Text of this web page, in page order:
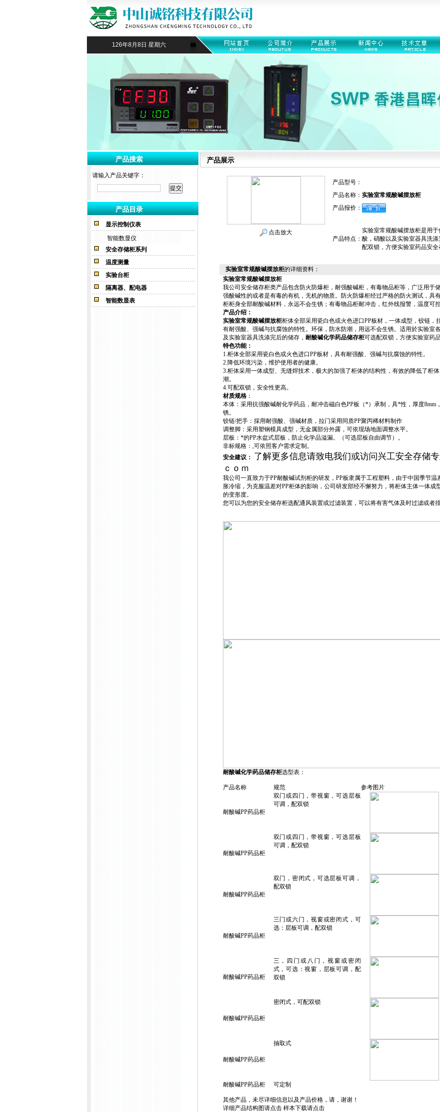
126年8月8日 星期六
产品搜索
请输入产品关键字：
产品目录
显示控制仪表
智能数显仪
安全存储柜系列
温度测量
实验台柜
隔离器、配电器
智能数显表
产品展示
点击放大
产品型号：
产品名称： 实验室常规酸碱摆放柜
产品报价：
产品特点：
实验室常规酸碱摆放柜是用
酸，硝酸以及实验室器具洗
配双锁，方便实验室药品安
实验室常规酸碱摆放柜的详细资料：
实验室常规酸碱摆放柜
我公司安全储存柜类产品包含防火防爆柜，耐强酸碱柜，有毒物品柜等，广泛用于
强酸碱性的或者是有毒的有机，无机的物质。防火防爆柜经过严格的防火测试，具
柜柜身全部耐酸碱材料，永远不会生锈；有毒物品柜耐冲击，红外线报警，温度可
产品介绍：
实验室常规酸碱摆放柜柜体全部采用瓷白色或火色进口PP板材，一体成型，铰链，
有耐强酸、强碱与抗腐蚀的特性。环保，防水防潮，用远不会生锈。适用於实验室
及实验室器具洗涤完后的储存， 耐酸碱化学药品储存柜可选配双锁，方便实验室药
特色功能：
1.柜体全部采用瓷白色或火色进口PP板材，具有耐强酸、强碱与抗腐蚀的特性。
2.降低环境污染，维护使用者的健康。
3.柜体采用一体成型、无缝焊技术，极大的加强了柜体的结构性，有效的降低了柜
潮。
4.可配双锁，安全性更高。
材质规格：
本体：采用抗强酸碱耐化学药品，耐冲击磁白色PP板（*）承制，具*性，厚度
锈。
铰链/把手：採用耐强酸、强碱材质，拉门采用同质PP聚丙稀材料制作
调整脚：采用塑钢模具成型，无金属部分外露，可依现场地面调整水平。
层板：*的PP水盆式层板，防止化学品溢漏。（可选层板自由调节） 。
非标规格：,可依照客户需求定制。
安全建议： 了解更多信息请致电我们或访问兴工安全存储
ｃｏｍ
我公司一直致力于PP耐酸碱试剂柜的研发，PP板隶属于工程塑料，由于中国季节
胀冷缩，为克服温差对PP柜体的影响，公司研发部经不懈努力，将柜体主体一体成
的变形度。
您可以为您的安全储存柜选配通风装置或过滤装置，可以将有害气体及时过滤或者
耐酸碱化学药品储存柜选型表：
产品名称 规范 参考图片
耐酸碱PP药品柜
双门或四门，带视窗，可选层板
可调，配双锁
耐酸碱PP药品柜
双门或四门，带视窗，可选层板
可调，配双锁
耐酸碱PP药品柜
双门，密闭式，可选层板可调，
配双锁
耐酸碱PP药品柜
三门或六门，视窗或密闭式，可
选：层板可调，配双锁
耐酸碱PP药品柜
三，四门或八门，视窗或密闭
式，可选：视窗，层板可调，配
双锁
耐酸碱PP药品柜
密闭式，可配双锁
耐酸碱PP药品柜
抽取式
耐酸碱PP药品柜 可定制
其他产品，未尽详细信息以及产品价格，请，谢谢！
详细产品结构图请点击 样本下载请点击